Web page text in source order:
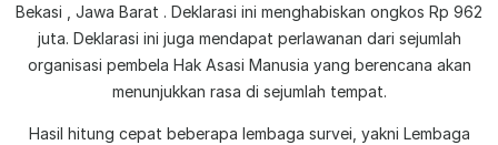
Bekasi , Jawa Barat . Deklarasi ini menghabiskan ongkos Rp 962
juta. Deklarasi ini juga mendapat perlawanan dari sejumlah
organisasi pembela Hak Asasi Manusia yang berencana akan
menunjukkan rasa di sejumlah tempat.
Hasil hitung cepat beberapa lembaga survei, yakni Lembaga